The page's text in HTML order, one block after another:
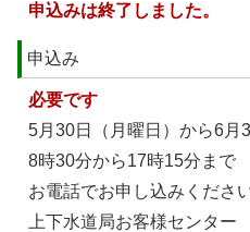
申込みは終了しました。
申込み
必要です
5月30日（月曜日）から6月
8時30分から17時15分まで
お電話でお申し込みください
上下水道局お客様センター